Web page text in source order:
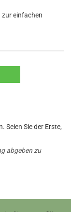
zur einfachen
Seien Sie der Erste,
abgeben zu